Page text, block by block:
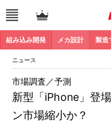
組み込み開発 メカ設計 製造
ニュース
新型「iPhone」登
ン市場縮小か？
市場調査／予測